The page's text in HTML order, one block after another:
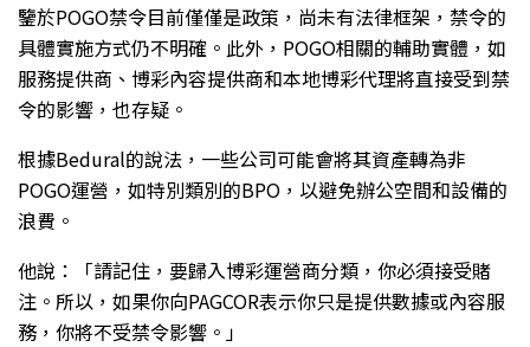
鑒於POGO禁令目前僅僅是政策，尚未有法律框架，禁令的
具體實施方式仍不明確。此外，POGO相關的輔助實體，如
服務提供商、博彩內容提供商和本地博彩代理將直接受到禁
令的影響，也存疑。
根據Bedural的說法，一些公司可能會將其資產轉為非
POGO運營，如特別類別的BPO，以避免辦公空間和設備的
浪費。
他說：「請記住，要歸入博彩運營商分類，你必須接受賭
注。所以，如果你向PAGCOR表示你只是提供數據或內容服
務，你將不受禁令影響。」